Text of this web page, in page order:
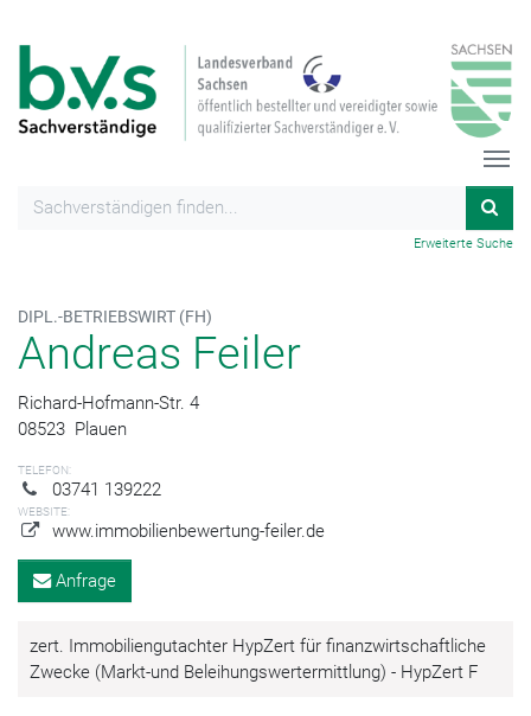
Erweiterte Suche
DIPL.-BETRIEBSWIRT (FH)
Andreas Feiler
Richard-Hofmann-Str. 4
08523 Plauen
TELEFON:
03741 139222
WEBSITE:
www.immobilienbewertung-feiler.de
Anfrage
zert. Immobiliengutachter HypZert für finanzwirtschaftliche
Zwecke (Markt-und Beleihungswertermittlung) - HypZert F